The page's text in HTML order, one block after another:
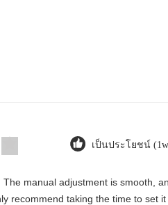
เป็นประโยชน์
manual adjustment is smooth,
recommend taking the time to set